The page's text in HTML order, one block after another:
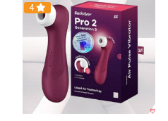
4